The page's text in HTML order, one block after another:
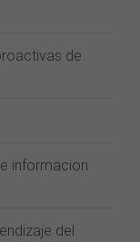
de
informacion
del